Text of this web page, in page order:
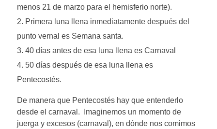
menos 21 de marzo para el hemisferio norte).
Primera luna llena inmediatamente después del
punto vernal es Semana santa.
40 días antes de esa luna llena es Carnaval
50 días después de esa luna llena es
Pentecostés.
De manera que Pentecostés hay que entenderlo
desde el carnaval. Imaginemos un momento de
juerga y excesos (carnaval), en dónde nos comimos